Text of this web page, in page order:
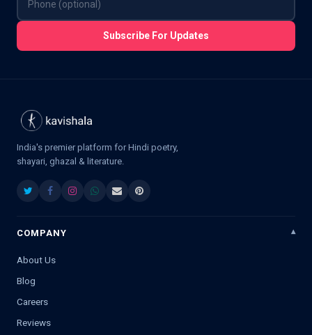
Subscribe For Updates
India's premier platform for Hindi poetry,
shayari, ghazal & literature.
COMPANY
About Us
Blog
Careers
Reviews